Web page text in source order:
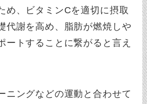
め、ビタミンCを適切に摂取
代謝を高め、脂肪が燃焼しや
ートすることに繋がると言え
ニングなどの運動と合わせて